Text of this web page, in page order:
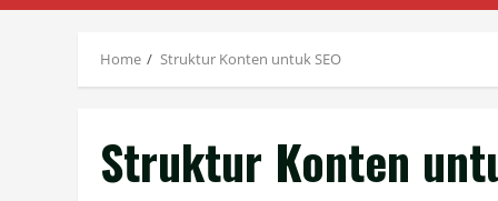
Home Struktur Konten untuk SEO
Struktur Konten